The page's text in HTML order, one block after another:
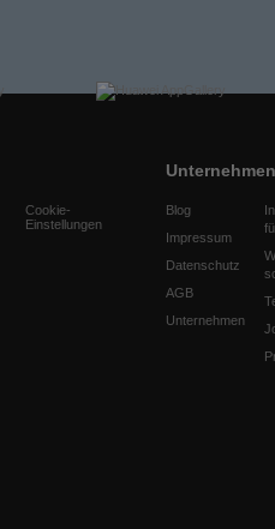
Cookie-
Einstellungen
Unternehmen
Blog
Impressum
Datenschutz
AGB
Unternehmen